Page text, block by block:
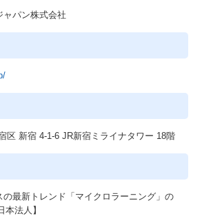
ャパン株式会社
区 新宿 4-1-6 JR新宿ミライナタワー 18階
の最新トレンド「マイクロラーニング」の
法人】